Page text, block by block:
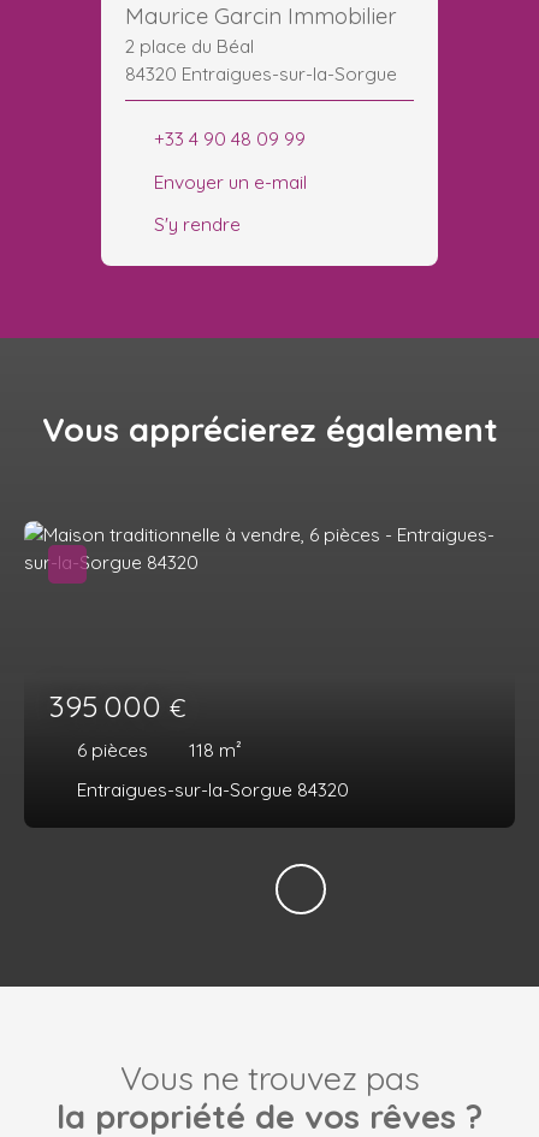
Maurice Garcin Immobilier
2 place du Béal
84320 Entraigues-sur-la-Sorgue
+33 4 90 48 09 99
Envoyer un e-mail
S'y rendre
Vous apprécierez également
395 000 €
6 pièces 118 m²
Entraigues-sur-la-Sorgue 84320
Vous ne trouvez pas
la propriété de vos rêves ?